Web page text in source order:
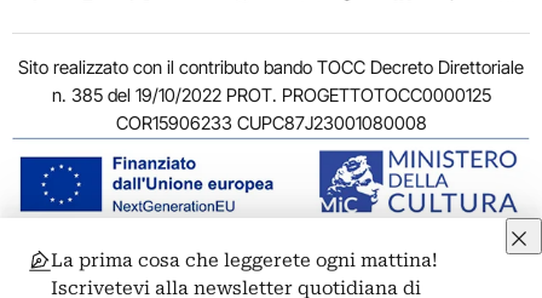
Sito realizzato con il contributo bando TOCC Decreto Direttoriale
n. 385 del 19/10/2022 PROT. PROGETTOTOCC0000125
COR15906233 CUPC87J23001080008
© 2011-2026 ARTRIBUNE srl – Corso Vittorio Emanuele II, 287 –
La prima cosa che leggerete ogni mattina!
Iscrivetevi alla newsletter quotidiana di